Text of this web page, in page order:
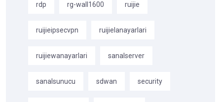
rdp rg-wall1600 ruijie
ruijieipsecvpn ruijielanayarlari
ruijiewanayarlari sanalserver
sanalsunucu sdwan security